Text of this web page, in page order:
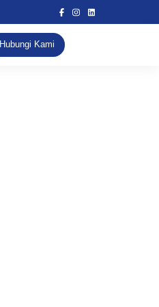
Hubungi Kami